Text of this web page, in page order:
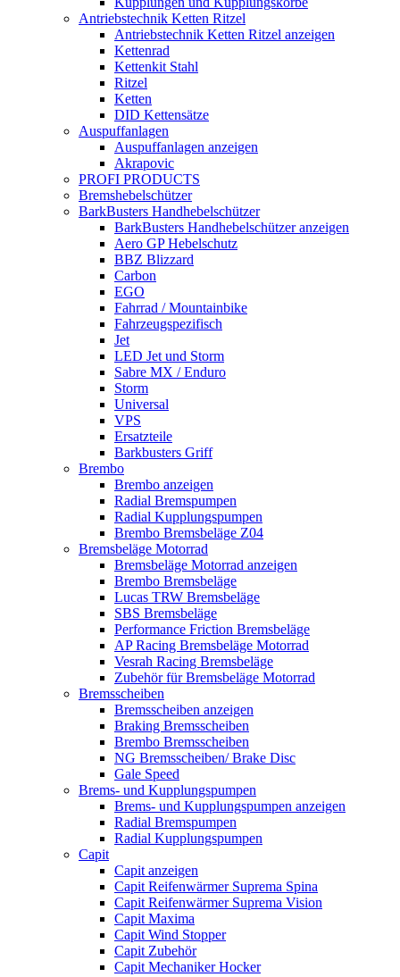
Antriebstechnik Ketten Ritzel
Antriebstechnik Ketten Ritzel anzeigen
Kettenrad
Kettenkit Stahl
Ritzel
Ketten
DID Kettensätze
Auspuffanlagen
Auspuffanlagen anzeigen
Akrapovic
PROFI PRODUCTS
Bremshebelschützer
BarkBusters Handhebelschützer
BarkBusters Handhebelschützer anzeigen
Aero GP Hebelschutz
BBZ Blizzard
Carbon
EGO
Fahrrad / Mountainbike
Fahrzeugspezifisch
Jet
LED Jet und Storm
Sabre MX / Enduro
Storm
Universal
VPS
Ersatzteile
Barkbusters Griff
Brembo
Brembo anzeigen
Radial Bremspumpen
Radial Kupplungspumpen
Brembo Bremsbeläge Z04
Bremsbeläge Motorrad
Bremsbeläge Motorrad anzeigen
Brembo Bremsbeläge
Lucas TRW Bremsbeläge
SBS Bremsbeläge
Performance Friction Bremsbeläge
AP Racing Bremsbeläge Motorrad
Vesrah Racing Bremsbeläge
Zubehör für Bremsbeläge Motorrad
Bremsscheiben
Bremsscheiben anzeigen
Braking Bremsscheiben
Brembo Bremsscheiben
NG Bremsscheiben/ Brake Disc
Gale Speed
Brems- und Kupplungspumpen
Brems- und Kupplungspumpen anzeigen
Radial Bremspumpen
Radial Kupplungspumpen
Capit
Capit anzeigen
Capit Reifenwärmer Suprema Spina
Capit Reifenwärmer Suprema Vision
Capit Maxima
Capit Wind Stopper
Capit Zubehör
Capit Mechaniker Hocker